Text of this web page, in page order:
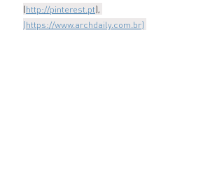
(http://pinterest.pt),
(https://www.archdaily.com.br)